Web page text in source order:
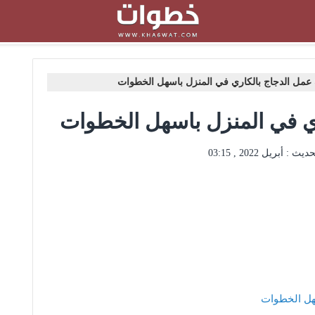
الدجاج بالكاري في المنزل باسهل الخطوات
في المنزل باسهل الخطوات
: أبريل 2022 , 03:15
الخطوات